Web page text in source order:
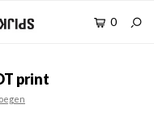
0
print